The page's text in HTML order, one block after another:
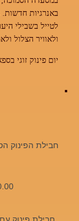
באנרגיות
לטייל בשבילי
ולאוויר הצלול
יום פינוק זוגי
חבילת הפינוק